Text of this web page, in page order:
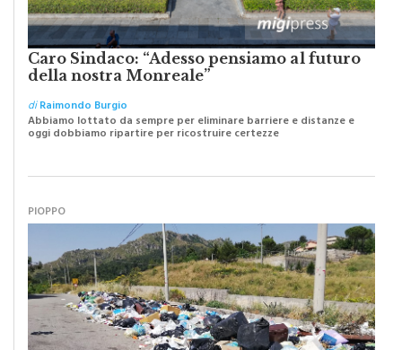
Caro Sindaco: “Adesso pensiamo al futuro
della nostra Monreale”
diRaimondo Burgio
Abbiamo lottato da sempre per eliminare barriere e distanze e
oggi dobbiamo ripartire per ricostruire certezze